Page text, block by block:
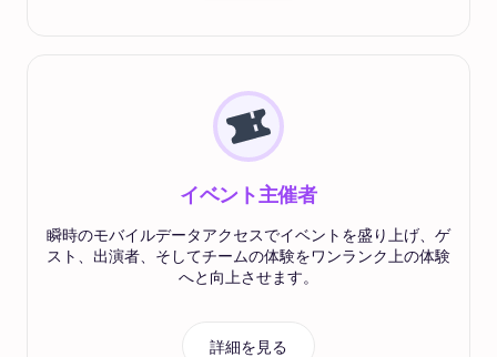
イベント主催者
瞬時のモバイルデータアクセスでイベントを盛り上げ、ゲ
スト、出演者、そしてチームの体験をワンランク上の体験
へと向上させます。
詳細を見る